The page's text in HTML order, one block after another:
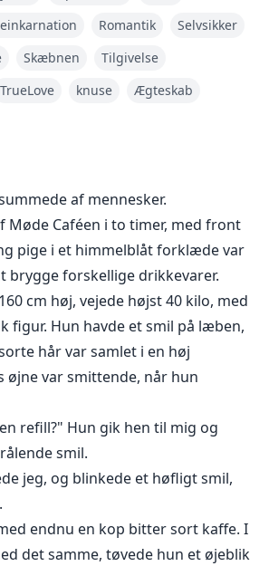
at friheden kun var et skridt væk fra
ikke skilles, men han bekymrede
mig, selv hans sande kærlighed
Romantik
Selvsikker
Skæbnen
Tilgivelse
TrueLove knuse Ægteskab
af mennesker.
Møde Caféen i to timer, med front
pige i et himmelblåt forklæde var
brygge forskellige drikkevarer.
cm høj, vejede højst 40 kilo, med
figur. Hun havde et smil på læben,
hår var samlet i en høj
øjne var smittende, når hun
refill?" Hun gik hen til mig og
smil.
jeg, og blinkede et høfligt smil,
endnu en kop bitter sort kaffe. I
det samme, tøvede hun et øjeblik